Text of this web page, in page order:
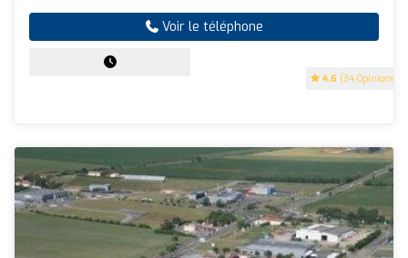
4.6 (34 Opinions)
Voir le téléphone